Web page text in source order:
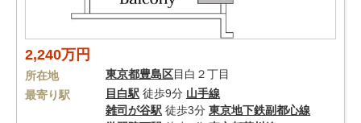
2,240万円
所在地 東京都豊島区目白２丁目
最寄り駅
目白駅 徒歩9分 山手線
雑司が谷駅 徒歩3分 東京地下鉄副都心線